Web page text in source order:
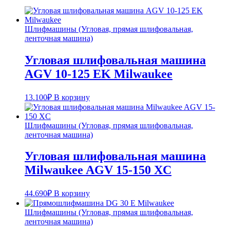
Шлифмашины (Угловая, прямая шлифовальная,
ленточная машина)
Угловая шлифовальная машина
AGV 10-125 EK Milwaukee
13.100₽ В корзину
Шлифмашины (Угловая, прямая шлифовальная,
ленточная машина)
Угловая шлифовальная машина
Milwaukee AGV 15-150 XC
44.690₽ В корзину
Шлифмашины (Угловая, прямая шлифовальная,
ленточная машина)